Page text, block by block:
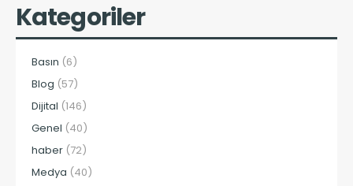
Kategoriler
Basın (6)
Blog (57)
Dijital (146)
Genel (40)
haber (72)
Medya (40)